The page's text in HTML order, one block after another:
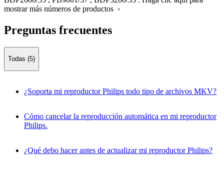
mostrar más números de productos ›
Preguntas frecuentes
Todas (5)
¿Soporta mi reproductor Philips todo tipo de archivos MKV?
Cómo cancelar la reproducción automática en mi reproductor
Philips.
¿Qué debo hacer antes de actualizar mi reproductor Philips?